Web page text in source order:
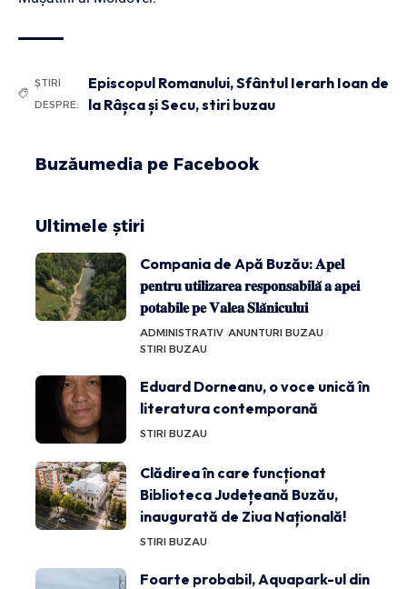
ȘTIRI
DESPRE:
Episcopul Romanului,Sfântul Ierarh Ioan de
la Râșca și Secu,stiri buzau
Buzăumedia pe Facebook
Ultimele știri
Compania de Apă Buzău: 𝐀𝐩𝐞𝐥
𝐩𝐞𝐧𝐭𝐫𝐮 𝐮𝐭𝐢𝐥𝐢𝐳𝐚𝐫𝐞𝐚 𝐫𝐞𝐬𝐩𝐨𝐧𝐬𝐚𝐛𝐢𝐥𝐚̆ 𝐚 𝐚𝐩𝐞𝐢
𝐩𝐨𝐭𝐚𝐛𝐢𝐥𝐞 𝐩𝐞 𝐕𝐚𝐥𝐞𝐚 𝐒𝐥𝐚̆𝐧𝐢𝐜𝐮𝐥𝐮𝐢
ADMINISTRATIV ANUNTURI BUZAU
STIRI BUZAU
Eduard Dorneanu, o voce unică în
literatura contemporană
STIRI BUZAU
Clădirea în care funcționat
Biblioteca Județeană Buzău,
inaugurată de Ziua Națională!
STIRI BUZAU
Foarte probabil, Aquapark-ul din